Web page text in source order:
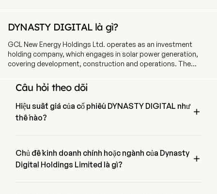
DYNASTY DIGITAL là gì?
GCL New Energy Holdings Ltd. operates as an investment
holding company, which engages in solar power generation,
covering development, construction and operations. The
engaged in the development, construction, operation and
management of solar power plants. The firm is also engaged
the distribution of electricity. In addition, the Company is
engaged in the provision of solar energy related services.
Câu hỏi theo dõi
Hiệu suất giá của cổ phiếu DYNASTY DIGITAL như
thế nào?

Chủ đề kinh doanh chính hoặc ngành của Dynasty
Digital Holdings Limited là gì?
